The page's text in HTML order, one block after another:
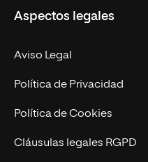
Doctorados
Experto Universitario
Postgrados
Cursos Universitarios
Facultades
Nuestro Equipo
Trabaja en UNIR
Actualidad
UNIR Revista
Aspectos legales
Aviso Legal
Política de Privacidad
Política de Cookies
Cláusulas legales RGPD